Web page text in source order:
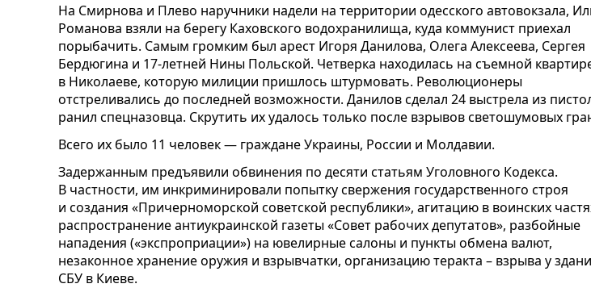
На Смирнова и Плево наручники надели на территории одесского автовокзала,
Романова взяли на берегу Каховского водохранилища, куда коммунист приехал
порыбачить. Самым громким был арест Игоря Данилова, Олега Алексеева, Сергея
Бердюгина и 17-летней Нины Польской. Четверка находилась на съемной
в Николаеве, которую милиции пришлось штурмовать. Революционеры
отстреливались до последней возможности. Данилов сделал 24 выстрела из
ранил спецназовца. Скрутить их удалось только после взрывов светошумовых
Всего их было 11 человек — граждане Украины, России и Молдавии.
Задержанным предъявили обвинения по десяти статьям Уголовного Кодекса.
В частности, им инкриминировали попытку свержения государственного строя
и создания «Причерноморской советской республики», агитацию в воинских
распространение антиукраинской газеты «Совет рабочих депутатов», разбойные
нападения («экспроприации») на ювелирные салоны и пункты обмена валют,
незаконное хранение оружия и взрывчатки, организацию теракта – взрыва у
СБУ в Киеве.